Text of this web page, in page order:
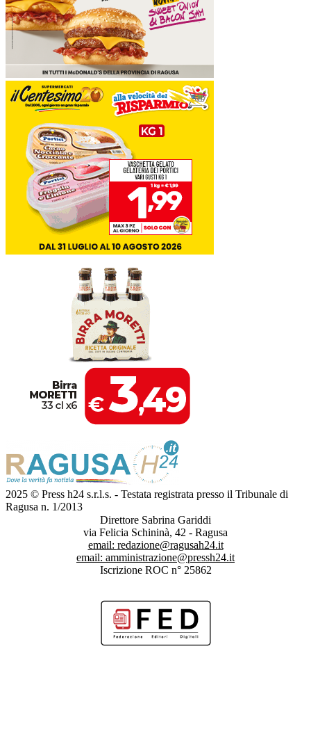
2025 © Press h24 s.r.l.s. - Testata registrata presso il Tribunale di
Ragusa n. 1/2013
Direttore Sabrina Gariddi
via Felicia Schininà, 42 - Ragusa
email: redazione@ragusah24.it
email: amministrazione@pressh24.it
Iscrizione ROC n° 25862